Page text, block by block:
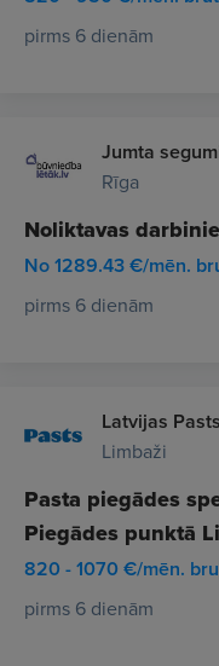
pirms 6 dienām
Jumta
Rīga
Noliktavas
No 1289.43 €/mēn.
pirms 6 dienām
Latvijas
Limbaži
Pasta piegādes
Piegādes punktā
820 - 1070 €/mēn.
pirms 6 dienām